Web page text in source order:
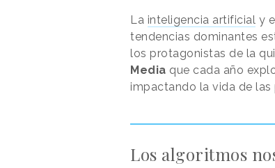
La inteligencia artificial y
tendencias dominantes
los protagonistas de la
Media que cada año
impactando la vida de las
Los algoritmos